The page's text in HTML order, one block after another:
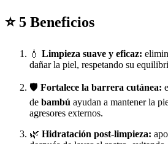
⭐ 5 Beneficios
💧 Limpieza suave y eficaz:
dañar la piel, respetando su
🛡️ Fortalece la barrera cutánea:
de bambú ayudan a mantener la
agresores externos.
🌿 Hidratación post-limpieza: